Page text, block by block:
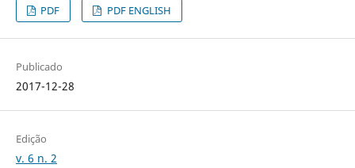
PDF PDF ENGLISH
Publicado
2017-12-28
Edição
v. 6 n. 2